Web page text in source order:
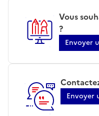
Vous
?
Envoyer
Envoyer